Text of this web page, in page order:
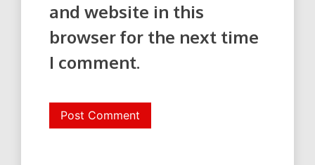
and website in this
browser for the next time
I comment.